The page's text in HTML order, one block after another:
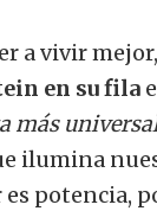
a vivir
en su fila
más
ilumina
es potencia,